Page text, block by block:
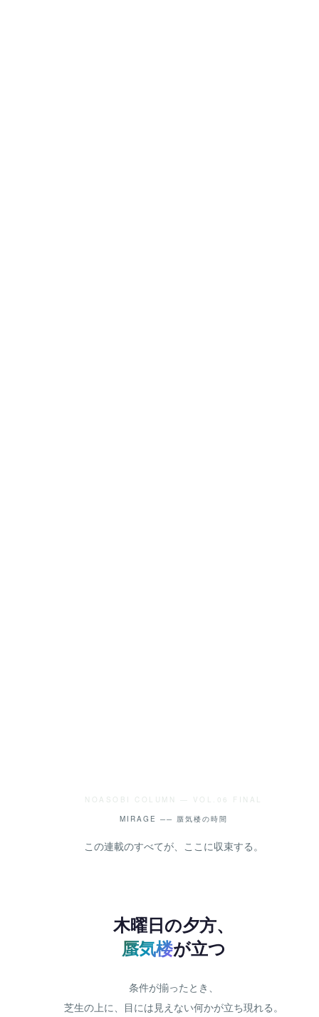
NOASOBI COLUMN — VOL.06 FINAL
MIRAGE ── 蜃気楼の時間
この連載のすべてが、ここに収束する。
木曜日の夕方、
蜃気楼が立つ
条件が揃ったとき、
芝生の上に、目には見えない何かが立ち現れる。